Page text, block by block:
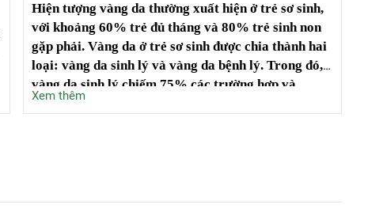
Hiện tượng vàng da thường xuất hiện ở trẻ sơ sinh,
với khoảng 60% trẻ đủ tháng và 80% trẻ sinh non
gặp phải. Vàng da ở trẻ sơ sinh được chia thành hai
loại: vàng da sinh lý và vàng da bệnh lý. Trong đó,
vàng da sinh lý chiếm 75% các trường hợp và
thường lành tính, không cần can thiệp điều trị do
Xem thêm